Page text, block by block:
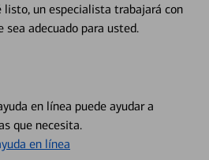
listo, un especialista trabajará con
adecuado para usted.
en línea puede ayudar a
que necesita.
en línea